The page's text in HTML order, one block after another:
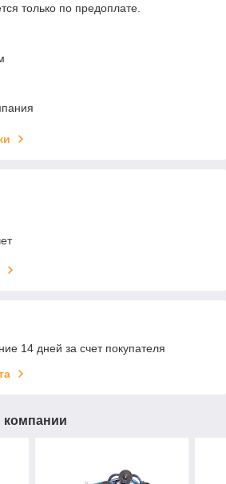
только по предоплате.
14 дней за счет покупателя